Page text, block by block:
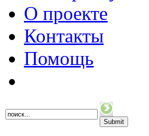
О проекте
Контакты
Помощь